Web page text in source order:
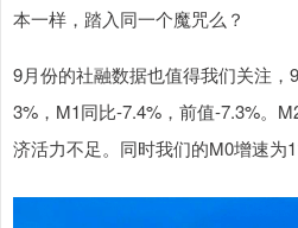
本一样，踏入同一个魔咒么？
9月份的社融数据也值得我们关注，
3%，M1同比-7.4%，前值-7.3%。
济活力不足。同时我们的M0增速为